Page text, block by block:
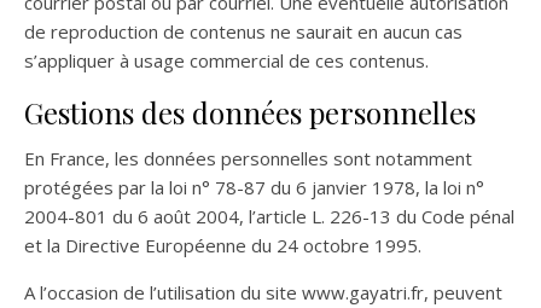
de reproduction de contenus ne saurait en aucun cas
s’appliquer à usage commercial de ces contenus.
Gestions des données personnelles
En France, les données personnelles sont notamment
protégées par la loi n° 78-87 du 6 janvier 1978, la loi n°
2004-801 du 6 août 2004, l’article L. 226-13 du Code pénal
et la Directive Européenne du 24 octobre 1995.
A l’occasion de l’utilisation du site www.gayatri.fr, peuvent